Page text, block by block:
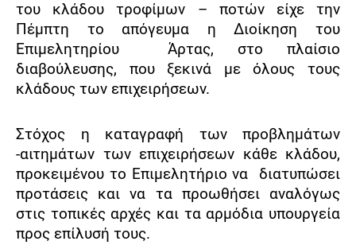
του κλάδου τροφίμων – ποτών είχε την
Πέμπτη το απόγευμα η Διοίκηση του
Επιμελητηρίου
Άρτας, στο πλαίσιο
διαβούλευσης, που ξεκινά με όλους τους
κλάδους των επιχειρήσεων.
Στόχος η καταγραφή των προβλημάτων
-αιτημάτων των επιχειρήσεων κάθε κλάδου,
προκειμένου το Επιμελητήριο να
διατυπώσει
προτάσεις και να τα προωθήσει αναλόγως
στις τοπικές αρχές και τα αρμόδια υπουργεία
προς επίλυσή τους.